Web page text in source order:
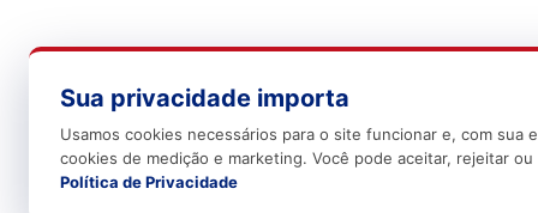
Sua privacidade importa
Usamos cookies necessários para o site funcionar e, com sua
cookies de medição e marketing. Você pode aceitar, rejeitar ou
Política de Privacidade